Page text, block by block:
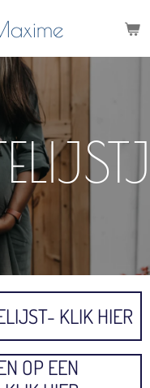
KLIK HIER
OP EEN